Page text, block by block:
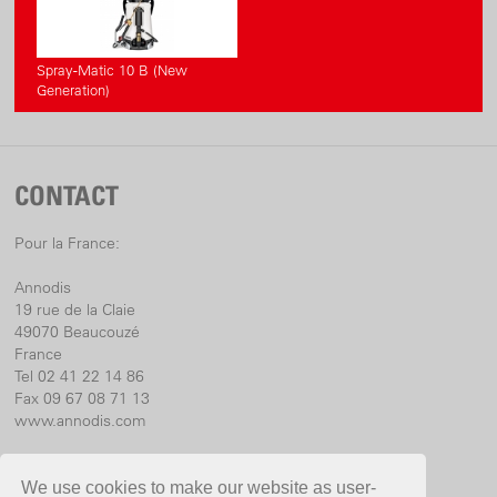
We use cookies to make our website as user-
Spray-Matic 10 B (New
Generation)
CONTACT
Pour la France:
Annodis
19 rue de la Claie
49070 Beaucouzé
France
Tel 02 41 22 14 86
Fax 09 67 08 71 13
www.annodis.com